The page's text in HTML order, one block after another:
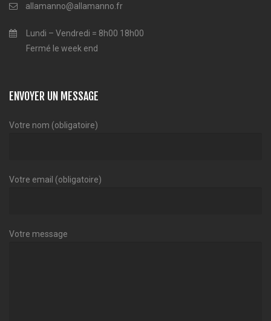
allamanno@allamanno.fr
Lundi – Vendredi = 8h00 18h00
Fermé le week end
ENVOYER UN MESSAGE
Votre nom (obligatoire)
Votre email (obligatoire)
Votre message